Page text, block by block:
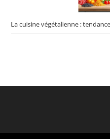
La cuisine végétalienne :